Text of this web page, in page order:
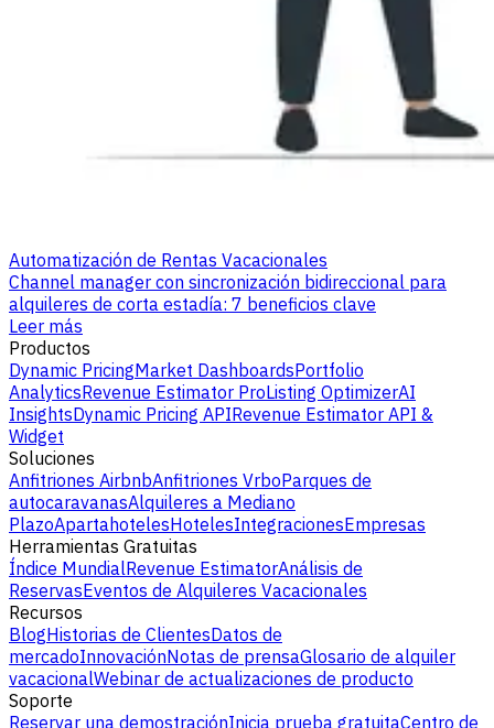
Automatización de Rentas Vacacionales
Channel manager con sincronización bidireccional para
alquileres de corta estadía: 7 beneficios clave
Leer más
Productos
Dynamic PricingMarket DashboardsPortfolio
AnalyticsRevenue Estimator ProListing OptimizerAI
InsightsDynamic Pricing APIRevenue Estimator API &
Widget
Soluciones
Anfitriones AirbnbAnfitriones VrboParques de
autocaravanasAlquileres a Mediano
PlazoApartahotelesHotelesIntegracionesEmpresas
Herramientas Gratuitas
Índice MundialRevenue EstimatorAnálisis de
ReservasEventos de Alquileres Vacacionales
Recursos
BlogHistorias de ClientesDatos de
mercadoInnovaciónNotas de prensaGlosario de alquiler
vacacionalWebinar de actualizaciones de producto
Soporte
Reservar una demostraciónInicia prueba gratuitaCentro de